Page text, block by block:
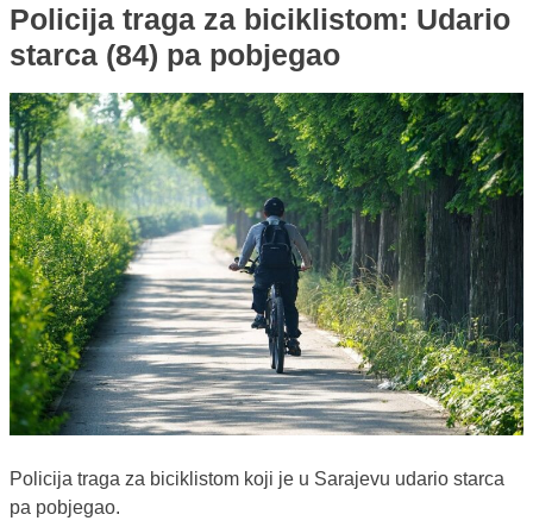
Policija traga za biciklistom: Udario
starca (84) pa pobjegao
Policija traga za biciklistom koji je u Sarajevu udario starca
pa pobjegao.